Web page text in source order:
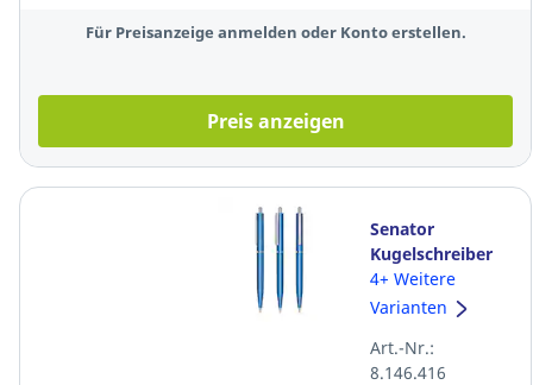
Für Preisanzeige anmelden oder Konto erstellen.
Preis anzeigen
Senator
Kugelschreiber
Point 2362,
Strichstärke:
4+ Weitere
Varianten
Art.-Nr.:
8.146.416